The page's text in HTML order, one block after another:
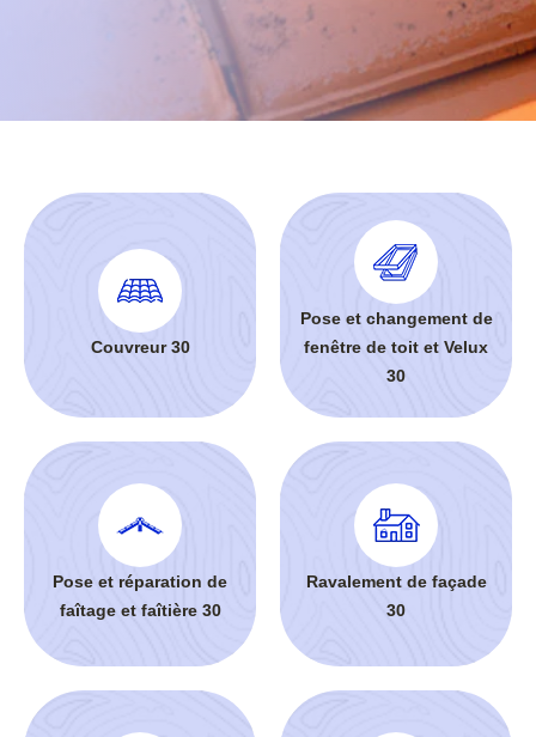
Couvreur 30
Pose et changement de
fenêtre de toit et Velux
30
Pose et réparation de
faîtage et faîtière 30
Ravalement de façade
30